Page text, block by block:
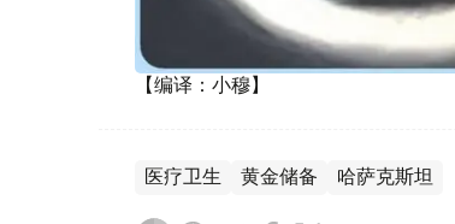
【编译：小穆】
医疗卫生 黄金储备 哈萨克斯坦